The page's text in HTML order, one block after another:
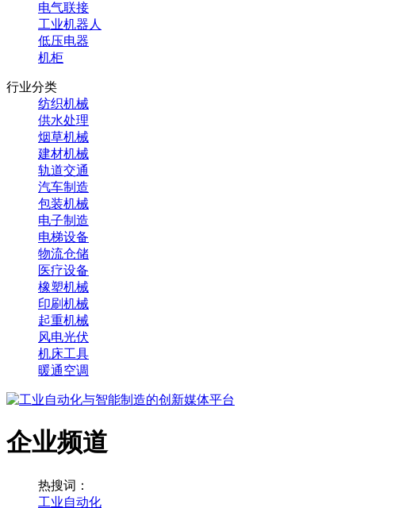
电气联接
工业机器人
低压电器
机柜
行业分类
纺织机械
供水处理
烟草机械
建材机械
轨道交通
汽车制造
包装机械
电子制造
电梯设备
物流仓储
医疗设备
橡塑机械
印刷机械
起重机械
风电光伏
机床工具
暖通空调
企业频道
热搜词：
工业自动化